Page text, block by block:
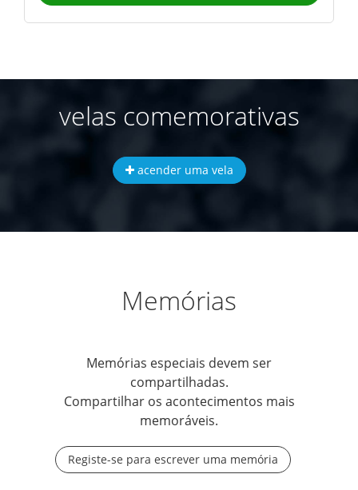
velas comemorativas
acender uma vela
Memórias
Memórias especiais devem ser
compartilhadas.
Compartilhar os acontecimentos mais
memoráveis.
Registe-se para escrever uma memória